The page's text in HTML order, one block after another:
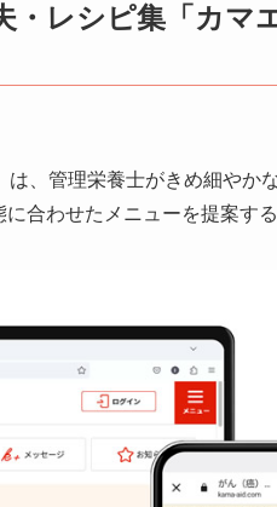
・レシピ集「カマ
、管理栄養士がきめ細やか
合わせたメニューを提案する